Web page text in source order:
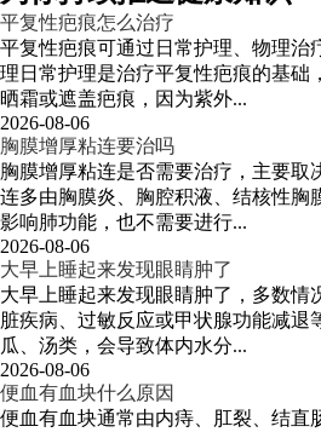
平复性疤痕怎么治疗
平复性疤痕可通过日常护理、物理治
理日常护理是治疗平复性疤痕的基础
晒霜或遮盖疤痕，因为紫外...
2026-08-06
胸膜增厚粘连要治吗
胸膜增厚粘连是否需要治疗，主要
连多由胸膜炎、胸腔积液、结核性胸
影响肺功能，也不需要进行...
2026-08-06
大早上睡起来发现眼睛肿了
大早上睡起来发现眼睛肿了，多数
脏疾病、过敏反应或甲状腺功能减
瓜、汤类，会导致体内水分...
2026-08-06
便血有血块什么原因
便血有血块通常由内痔、肛裂、结直